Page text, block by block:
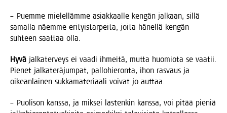
– Puem­me mie­lel­läm­me asiak­kaal­le ken­gän jal­kaan, sil­lä
samal­la näem­me eri­tyis­tar­pei­ta, joi­ta hänel­lä ken­gän
suh­teen saat­taa olla.
Hyvä jal­ka­ter­veys ei vaa­di ihmei­tä, mut­ta huo­mio­ta se vaa­tii.
Pie­net jal­ka­te­rä­jum­pat, pal­lo­hie­ron­ta, ihon ras­vaus ja
oikean­lai­nen suk­ka­ma­te­ri­aa­li voi­vat jo auttaa.
– Puo­li­son kans­sa, ja mik­sei las­ten­kin kans­sa, voi pitää pie­niä